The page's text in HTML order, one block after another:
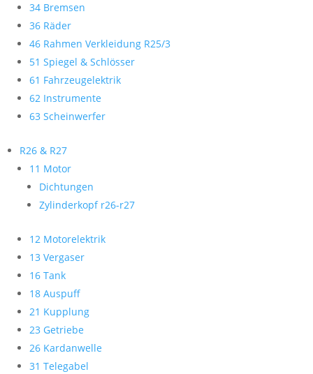
34 Bremsen
36 Räder
46 Rahmen Verkleidung R25/3
51 Spiegel & Schlösser
61 Fahrzeugelektrik
62 Instrumente
63 Scheinwerfer
R26 & R27
11 Motor
Dichtungen
Zylinderkopf r26-r27
12 Motorelektrik
13 Vergaser
16 Tank
18 Auspuff
21 Kupplung
23 Getriebe
26 Kardanwelle
31 Telegabel